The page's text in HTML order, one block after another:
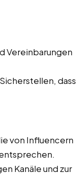
Vereinbarungen
dass
von Influencern
Kanäle und zur